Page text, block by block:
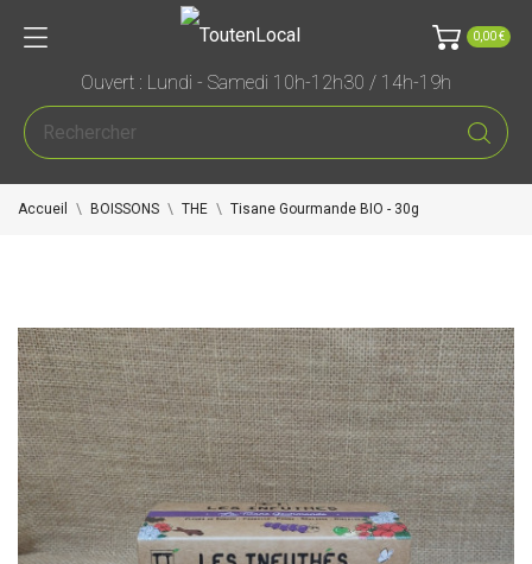
0,00 €
Ouvert : Lundi - Samedi 10h-12h30 / 14h-19h
Accueil BOISSONS THE Tisane Gourmande BIO - 30g